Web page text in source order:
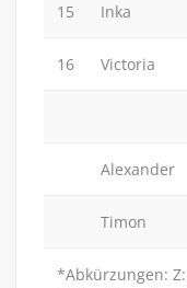
15 Inka
16 Victoria
Alexander
Timon
*Abkürzungen: